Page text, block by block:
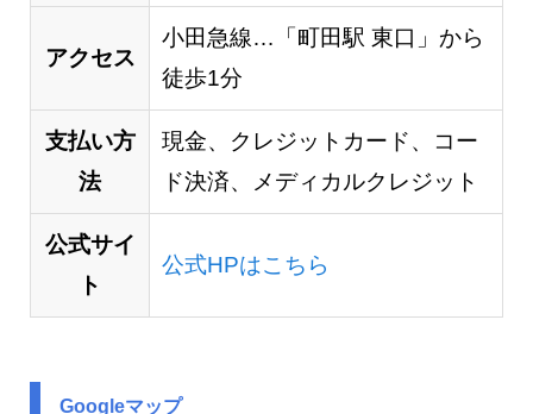
アクセス
小田急線…「町田駅 東口」から
徒歩1分
支払い方
法
現金、クレジットカード、コー
ド決済、メディカルクレジット
公式サイ
ト
公式HPはこちら
Googleマップ